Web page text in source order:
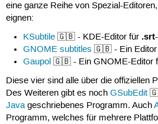
eine ganze Reihe von Spezial-
eignen:
KSubtile 🇬🇧 - KDE-Editor für .srt
GNOME subtitles 🇬🇧 - Ein Editor
Gaupol 🇬🇧 - Ein GNOME-Editor
Diese vier sind alle über die offiziellen
Des Weiteren gibt es noch GSubEdit
Javageschriebenes Programm. Auch
Programm, welches für mehrere